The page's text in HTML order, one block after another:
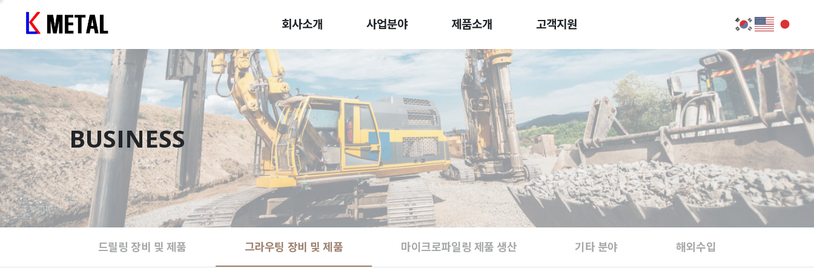
회사소개 사업분야 제품소개 고객지원
BUSINESS
드릴링 장비 및 제품 그라우팅 장비 및 제품 마이크로파일링 제품 생산 기타 분야 해외수입